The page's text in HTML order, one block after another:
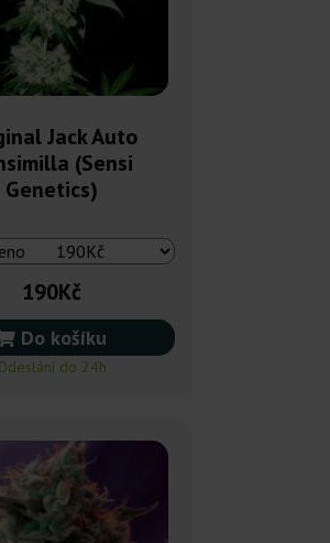
Jack Auto
(Sensi
Genetics)
190Kč
Do košíku
do 24h